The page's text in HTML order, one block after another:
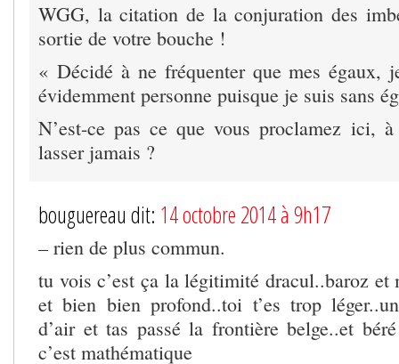
WGG, la citation de la conjuration des
sortie de votre bouche !
« Décidé à ne fréquenter que mes égaux,
évidemment personne puisque je suis sans
N’est-ce pas ce que vous proclamez ici,
lasser jamais ?
bouguereau dit: 14 octobre 2014 à 9h17
– rien de plus commun.
tu vois c’est ça la légitimité dracul..baroz et
et bien bien profond..toi t’es trop
d’air et tas passé la frontière belge..et
c’est mathématique